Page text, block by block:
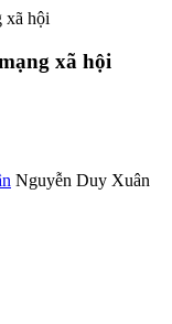
xã hội
xã hội
Nguyễn Duy Xuân